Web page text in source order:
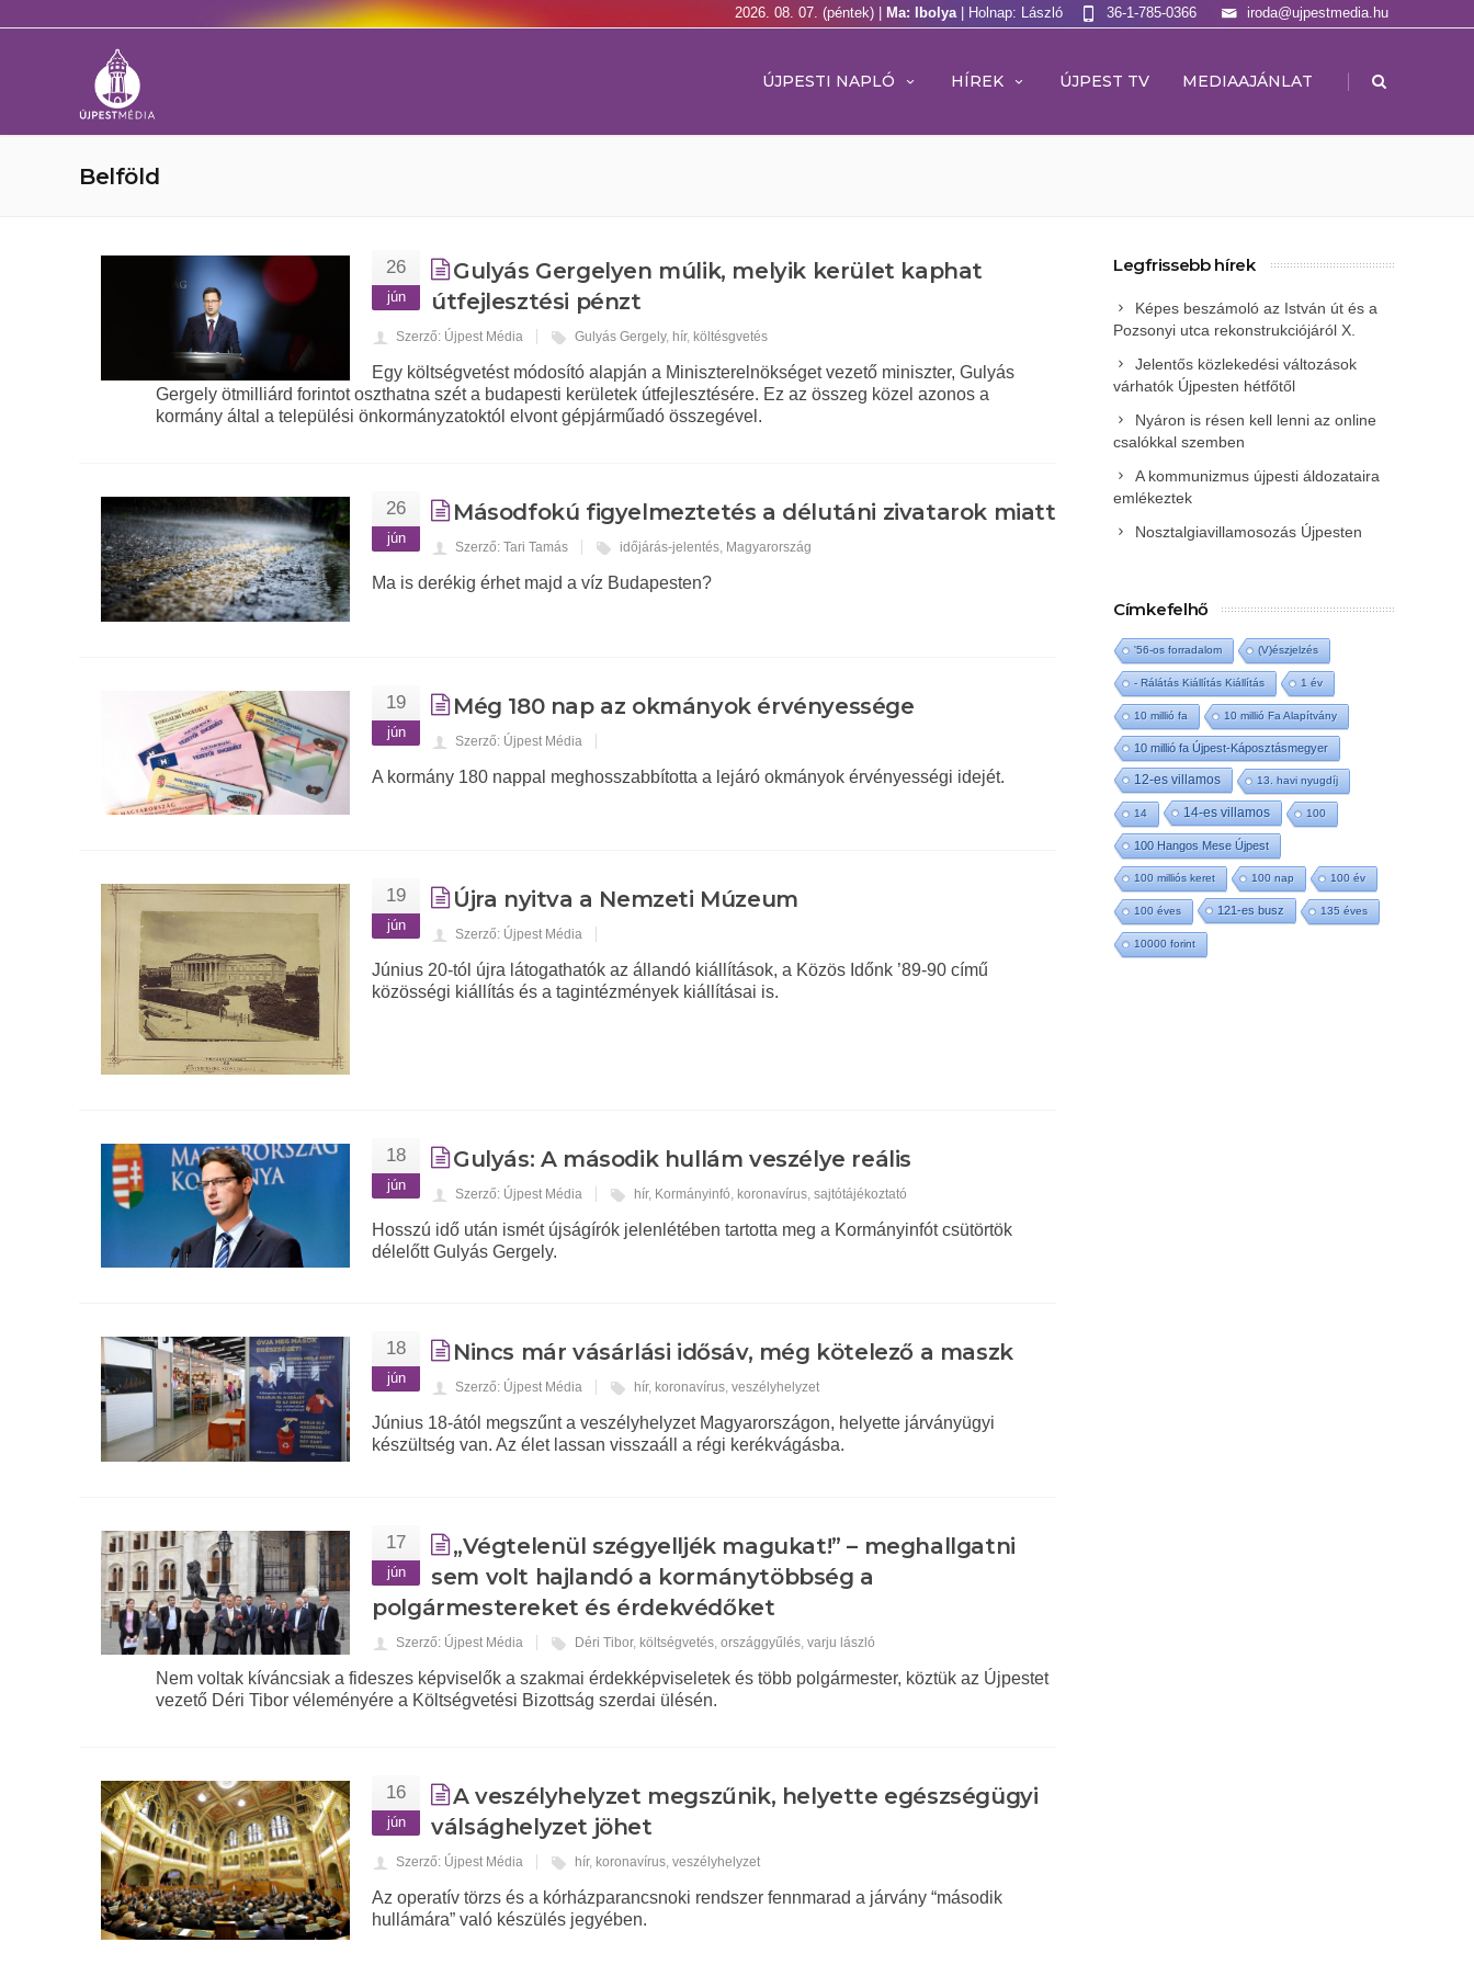
2026. 08. 07. (péntek) | Ma: Ibolya | Holnap: László iroda@ujpestmedia.hu
36-1-785-0366
ÚJPESTI NAPLÓ HÍREK ÚJPEST TV MEDIAAJÁNLAT |
Belföld
26
jún
Gulyás Gergelyen múlik, melyik kerület kaphat
útfejlesztési pénzt
Szerző: Újpest Média Gulyás Gergely, hír, költésgvetés
Egy költségvetést módosító alapján a Miniszterelnökséget vezető miniszter, Gulyás
Gergely ötmilliárd forintot oszthatna szét a budapesti kerületek útfejlesztésére. Ez az összeg közel azonos a
kormány által a települési önkormányzatoktól elvont gépjárműadó összegével.
26
jún
Másodfokú figyelmeztetés a délutáni zivatarok miatt
Szerző: Tari Tamás időjárás-jelentés, Magyarország
Ma is derékig érhet majd a víz Budapesten?
19
jún
Még 180 nap az okmányok érvényessége
Szerző: Újpest Média
A kormány 180 nappal meghosszabbította a lejáró okmányok érvényességi idejét.
19
jún
Újra nyitva a Nemzeti Múzeum
Szerző: Újpest Média
Június 20-tól újra látogathatók az állandó kiállítások, a Közös Időnk ’89-90 című
közösségi kiállítás és a tagintézmények kiállításai is.
18
jún
Gulyás: A második hullám veszélye reális
Szerző: Újpest Média hír, Kormányinfó koronavírus ,sajtótájékoztató
Hosszú idő után ismét újságírók jelenlétében tartotta meg a Kormányinfót csütörtök
délelőtt Gulyás Gergely.
18
jún
Nincs már vásárlási idősáv, még kötelező a maszk
Szerző: Újpest Média hír, koronavírus,veszélyhelyzet
Június 18-ától megszűnt a veszélyhelyzet Magyarországon, helyette járványügyi
készültség van. Az élet lassan visszaáll a régi kerékvágásba.
17
jún
„Végtelenül szégyelljék magukat!” – meghallgatni
sem volt hajlandó a kormánytöbbség a
polgármestereket és érdekvédőket
Szerző: Újpest Média Déri Tibor, költségvetés,országgyűlés,varju lászló
Nem voltak kíváncsiak a fideszes képviselők a szakmai érdekképviseletek és több polgármester, köztük az Újpestet
vezető Déri Tibor véleményére a Költségvetési Bizottság szerdai ülésén.
16
jún
A veszélyhelyzet megszűnik, helyette egészségügyi
válsághelyzet jöhet
Szerző: Újpest Média hír, koronavírus,veszélyhelyzet
Az operatív törzs és a kórházparancsnoki rendszer fennmarad a járvány “második
hullámára” való készülés jegyében.
Legfrissebb hírek
Képes beszámoló az István út és a
Pozsonyi utca rekonstrukciójáról X.
Jelentős közlekedési változások
várhatók Újpesten hétfőtől
Nyáron is résen kell lenni az online
csalókkal szemben
A kommunizmus újpesti áldozataira
emlékeztek
Nosztalgiavillamosozás Újpesten
Címkefelhő
'56-os forradalom (V)észjelzés
- Rálátás Kiállítás Kiállítás 1 év
10 millió fa 10 millió Fa Alapítvány
10 millió fa Újpest-Káposztásmegyer
12-es villamos 13. havi nyugdíj
14 14-es villamos 100
100 Hangos Mese Újpest
100 milliós keret 100 nap 100 év
100 éves 121-es busz 135 éves
10000 forint